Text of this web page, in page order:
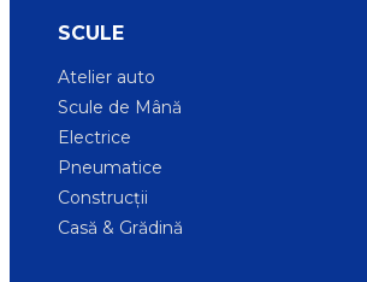
SCULE
Atelier auto
Scule de Mână
Electrice
Pneumatice
Construcții
Casă & Grădină